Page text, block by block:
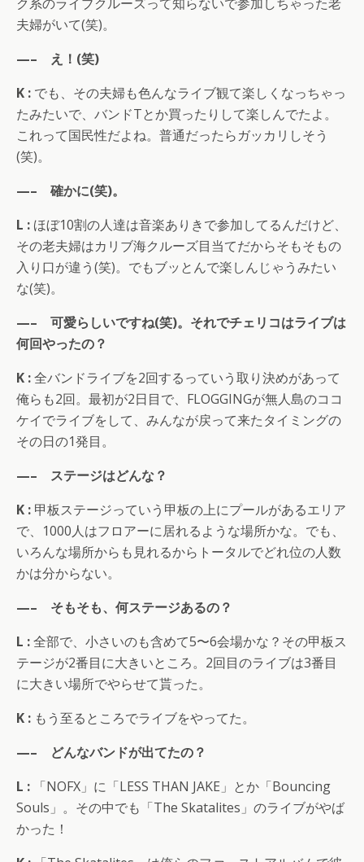
夫婦がいて(笑)。
—– え！(笑)
K : でも、その夫婦も色んなライブ観て楽しくなっちゃっ
たみたいで、バンドTとか買ったりして楽しんでたよ。
これって国民性だよね。普通だったらガッカリしそう
(笑)。
—– 確かに(笑)。
L : ほぼ10割の人達は音楽ありきで参加してるんだけど、
その老夫婦はカリブ海クルーズ目当てだからそもそもの
入り口が違う(笑)。でもブッとんで楽しんじゃうみたい
な(笑)。
—– 可愛らしいですね(笑)。それでチェリコはライブは
何回やったの？
K :全バンドライブを2回するっていう取り決めがあって
俺らも2回。最初が2日目で、FLOGGINGが無人島のココ
ケイでライブをして、みんなが戻って来たタイミングの
その日の1発目。
—– ステージはどんな？
K : 甲板ステージっていう甲板の上にプールがあるエリア
で、1000人はフロアーに居れるような場所かな。でも、
いろんな場所からも見れるからトータルでどれ位の人数
かは分からない。
—– そもそも、何ステージあるの？
L :全部で、小さいのも含めて5〜6会場かな？その甲板ス
テージが2番目に大きいところ。2回目のライブは3番目
に大きい場所でやらせて貰った。
K : もう至るところでライブをやってた。
—– どんなバンドが出てたの？
L : 「NOFX」に「LESS THAN JAKE」とか「Bouncing
Souls」。その中でも「The Skatalites」のライブがやば
かった！